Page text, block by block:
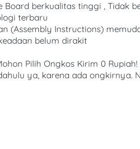
Board berkualitas tinggi , Tidak
terbaru
(Assembly Instructions)
belum dirakit
Pilih Ongkos Kirim 0 Rupiah!
ya, karena ada ongkirnya.